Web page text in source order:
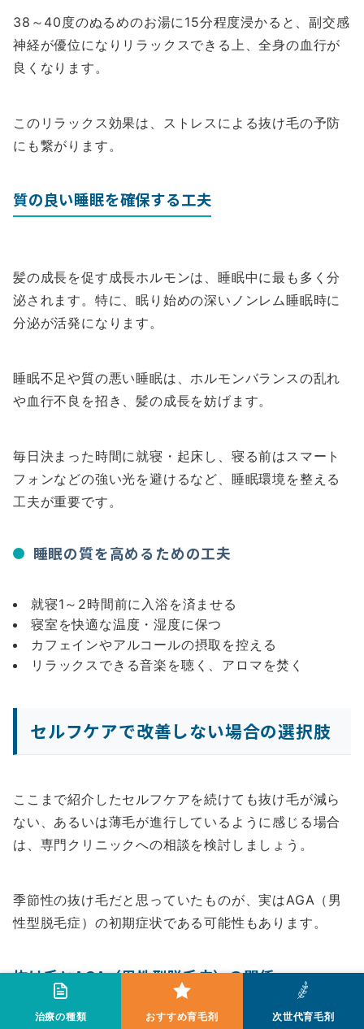
治療の種類 おすすめ育毛剤 次世代育毛剤
38～40度のぬるめのお湯に15分程度浸かると、副交感
神経が優位になりリラックスできる上、全身の血行が
良くなります。
このリラックス効果は、ストレスによる抜け毛の予防
にも繋がります。
質の良い睡眠を確保する工夫
髪の成長を促す成長ホルモンは、睡眠中に最も多く分
泌されます。特に、眠り始めの深いノンレム睡眠時に
分泌が活発になります。
睡眠不足や質の悪い睡眠は、ホルモンバランスの乱れ
や血行不良を招き、髪の成長を妨げます。
毎日決まった時間に就寝・起床し、寝る前はスマート
フォンなどの強い光を避けるなど、睡眠環境を整える
工夫が重要です。
睡眠の質を高めるための工夫
就寝1～2時間前に入浴を済ませる
寝室を快適な温度・湿度に保つ
カフェインやアルコールの摂取を控える
リラックスできる音楽を聴く、アロマを焚く
セルフケアで改善しない場合の選択肢
ここまで紹介したセルフケアを続けても抜け毛が減ら
ない、あるいは薄毛が進行しているように感じる場合
は、専門クリニックへの相談を検討しましょう。
季節性の抜け毛だと思っていたものが、実はAGA（男
性型脱毛症）の初期症状である可能性もあります。
抜け毛とAGA（男性型脱毛症）の関係